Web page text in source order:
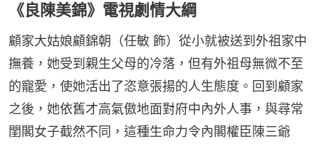
《良陳美錦》電視劇情大綱
顧家大姑娘顧錦朝（任敏 飾）從小就被送到外祖家中
撫養，她受到親生父母的冷落，但有外祖母無微不至
的寵愛，使她活出了恣意張揚的人生態度。回到顧家
之後，她依舊才高氣傲地面對府中內外人事，與尋常
閨閣女子截然不同，這種生命力令內閣權臣陳三爺